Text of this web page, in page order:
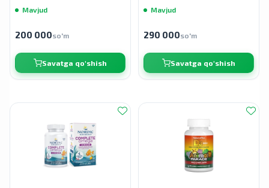
Mavjud
200 000so'm
Savatga qo'shish
Mavjud
290 000so'm
Savatga qo'shish